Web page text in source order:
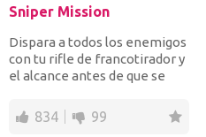
Sniper Mission
Dispara a todos los enemigos
con tu rifle de francotirador y
el alcance antes de que se
834 99